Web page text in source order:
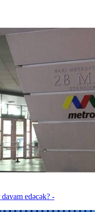
edəcək? -